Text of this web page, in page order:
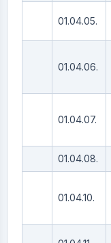
01.04.05.
01.04.06.
01.04.07.
01.04.08.
01.04.10.